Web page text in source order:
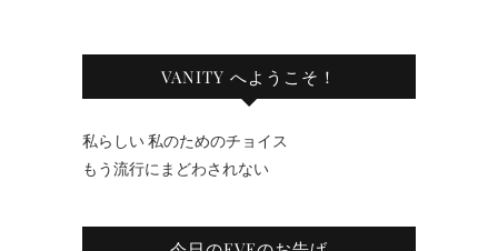
VANITY へようこそ！
私らしい 私のためのチョイス
もう流行にまどわされない